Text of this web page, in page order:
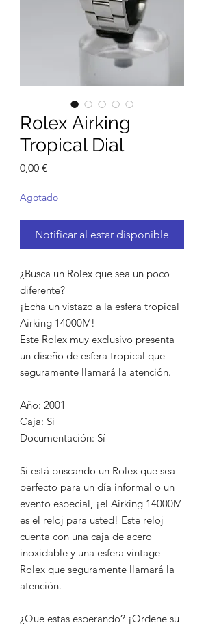
Rolex Airking
Tropical Dial
0,00 €
Agotado
Notificar al estar disponible
¿Busca un Rolex que sea un poco
diferente?
¡Echa un vistazo a la esfera tropical
Airking 14000M!
Este Rolex muy exclusivo presenta
un diseño de esfera tropical que
seguramente llamará la atención.
Año: 2001
Caja: Sí
Documentación: Sí
Si está buscando un Rolex que sea
perfecto para un día informal o un
evento especial, ¡el Airking 14000M
es el reloj para usted! Este reloj
cuenta con una caja de acero
inoxidable y una esfera vintage
Rolex que seguramente llamará la
atención.
¿Que estas esperando? ¡Ordene su